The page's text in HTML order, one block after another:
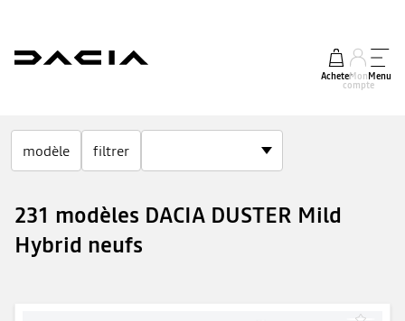
AcheterMon
compte
Menu
modèle filtrer
231 modèles DACIA DUSTER Mild
Hybrid neufs